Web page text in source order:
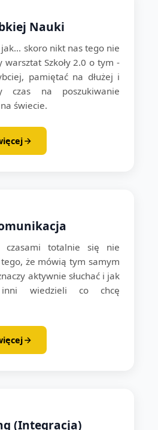
Nauki
skoro nikt nas tego nie
warsztat Szkoły 2.0 o tym -
pamiętać na dłużej i
czas na poszukiwanie
świecie.
czasami totalnie się nie
że mówią tym samym
aktywnie słuchać i jak
wiedzieli co chcę
(Integracja)